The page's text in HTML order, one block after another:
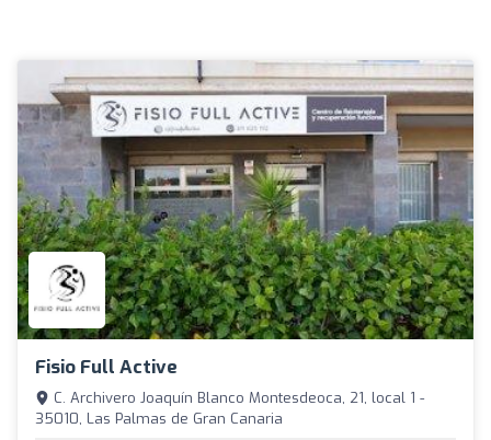
Fisio Full Active
C. Archivero Joaquín Blanco Montesdeoca, 21, local 1 -
35010, Las Palmas de Gran Canaria